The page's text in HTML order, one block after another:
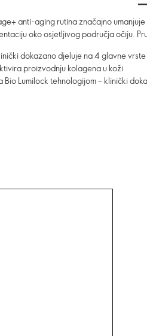
anti-aging rutina značajno
oko osjetljivog područja očiju.
dokazano djeluje na 4 glavne
proizvodnju kolagena u koži
Bio Lumilock tehnologijom – klinički